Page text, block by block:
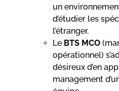
un
d’étudier les
l’étranger.
Le BTS MCO
opérationnel)
désireux d’en
management